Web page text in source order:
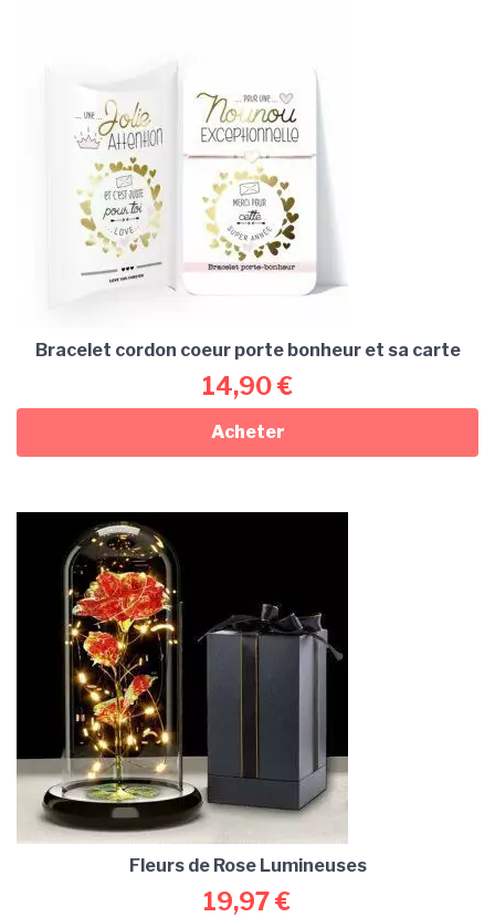
Bracelet cordon coeur porte bonheur et sa carte
14,90€
Acheter
Fleurs de Rose Lumineuses
19,97€